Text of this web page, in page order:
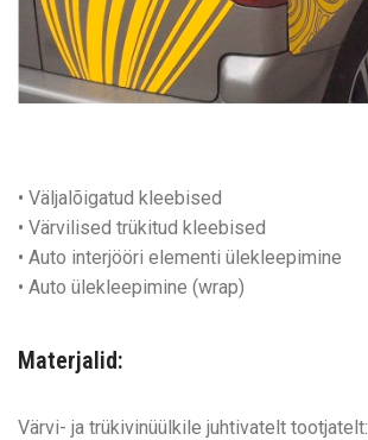
Materjalid:
Värvi- ja trükivinüülkile juhtivatelt tootjatelt:
• Väljalõigatud kleebised
• Värvilised trükitud kleebised
• Auto interjööri elementi ülekleepimine
• Auto ülekleepimine (wrap)